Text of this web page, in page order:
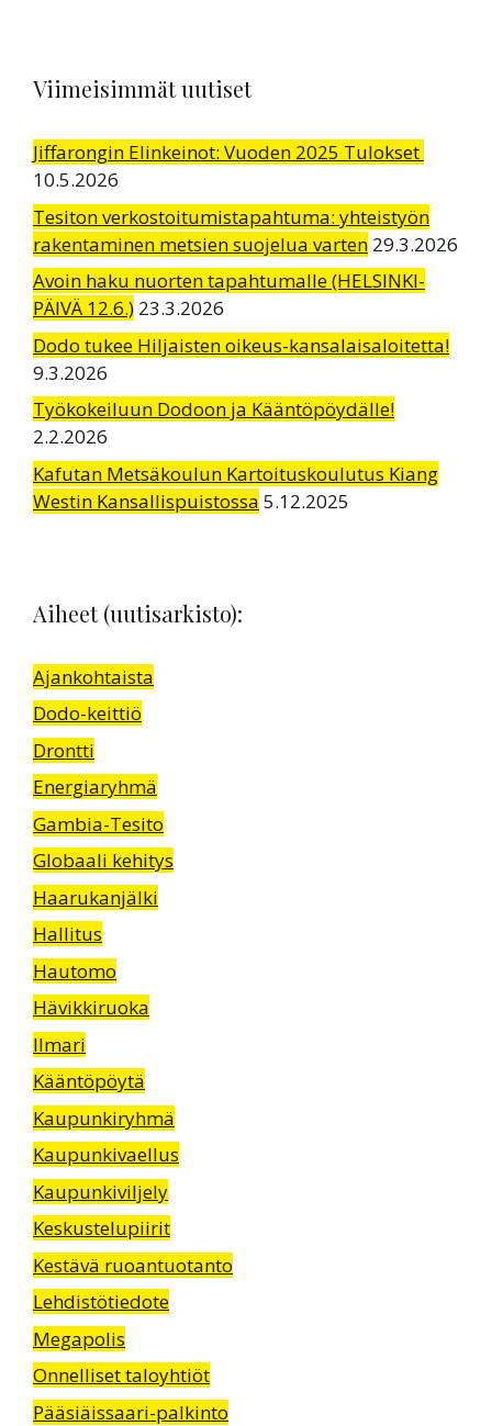
Viimeisimmät uutiset
Jiffarongin Elinkeinot: Vuoden 2025 Tulokset
10.5.2026
Tesiton verkostoitumistapahtuma: yhteistyön
rakentaminen metsien suojelua varten 29.3.2026
Avoin haku nuorten tapahtumalle (HELSINKI-
PÄIVÄ 12.6.) 23.3.2026
Dodo tukee Hiljaisten oikeus-kansalaisaloitetta!
9.3.2026
Työkokeiluun Dodoon ja Kääntöpöydälle!
2.2.2026
Kafutan Metsäkoulun Kartoituskoulutus Kiang
Westin Kansallispuistossa 5.12.2025
Aiheet (uutisarkisto):
Ajankohtaista
Dodo-keittiö
Drontti
Energiaryhmä
Gambia-Tesito
Globaali kehitys
Haarukanjälki
Hallitus
Hautomo
Hävikkiruoka
Ilmari
Kääntöpöytä
Kaupunkiryhmä
Kaupunkivaellus
Kaupunkiviljely
Keskustelupiirit
Kestävä ruoantuotanto
Lehdistötiedote
Megapolis
Onnelliset taloyhtiöt
Pääsiäissaari-palkinto